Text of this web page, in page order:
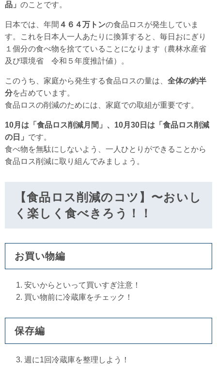
品」 のことです。
日本では、年間 ４６４万トンの食品ロスが発生していま
す。これを日本人一人あたりに換算すると、毎日おにぎり
１個分の食べ物を捨てていることになります（農林水産省
及び環境省 令和５年度推計値）。
このうち、家庭から発生する食品ロスの量は、 全体の約半
分を占めています。
食品ロスの削減のためには、家庭での取組が重要です。​
10月は「食品ロス削減月間」、10月30日は「食品ロス削減
の日」 ​​です。
食べ物を無駄にしないよう、一人ひとりができることから
食品ロス削減に取り組んでみましょう。
【食品ロス削減のコツ】〜おいし
く楽しく食べきろう！！
お買い物編
安いからといって買いすぎ注意！
買い物前に冷蔵庫をチェック！
保存編
週に1回冷蔵庫を整理しよう！